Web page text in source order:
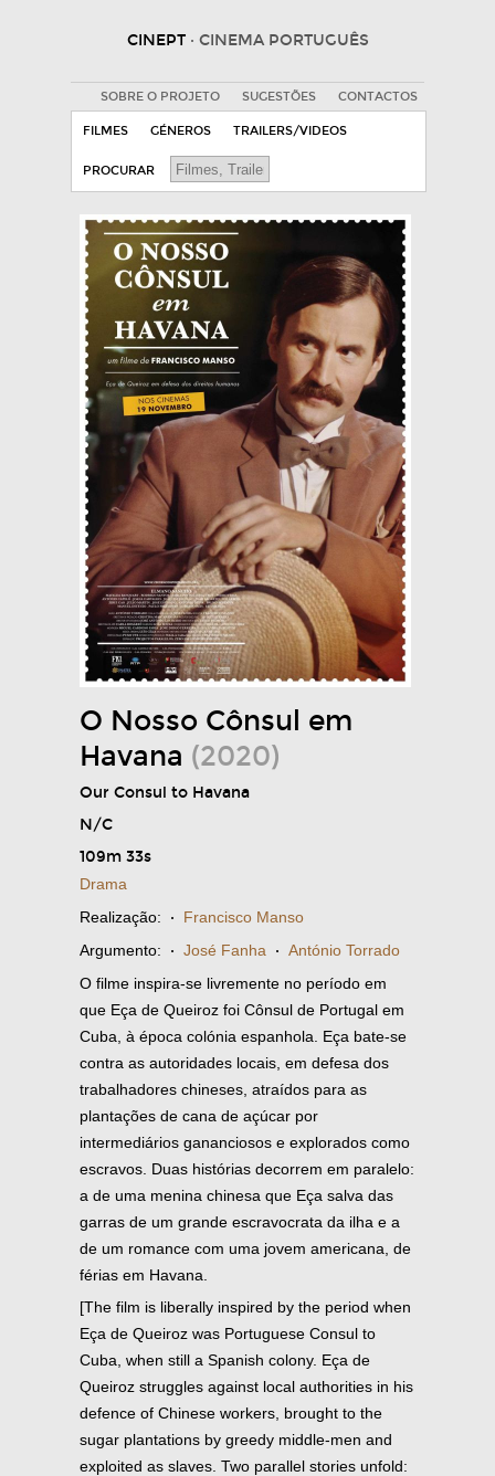
CINEPT · CINEMA PORTUGUÊS
SOBRE O PROJETO SUGESTÕES CONTACTOS
FILMES GÉNEROS TRAILERS/VIDEOS
PROCURAR
O Nosso Cônsul em
Havana (2020)
Our Consul to Havana
N/C
109m 33s
Drama
Realização: · Francisco Manso
Argumento: · José Fanha · António Torrado
O filme inspira-se livremente no período em
que Eça de Queiroz foi Cônsul de Portugal em
Cuba, à época colónia espanhola. Eça bate-se
contra as autoridades locais, em defesa dos
trabalhadores chineses, atraídos para as
plantações de cana de açúcar por
intermediários gananciosos e explorados como
escravos. Duas histórias decorrem em paralelo:
a de uma menina chinesa que Eça salva das
garras de um grande escravocrata da ilha e a
de um romance com uma jovem americana, de
férias em Havana.
[The film is liberally inspired by the period when
Eça de Queiroz was Portuguese Consul to
Cuba, when still a Spanish colony. Eça de
Queiroz struggles against local authorities in his
defence of Chinese workers, brought to the
sugar plantations by greedy middle-men and
exploited as slaves. Two parallel stories unfold: